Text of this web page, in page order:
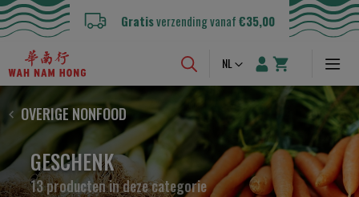
Gratisverzending vanaf€35,00
Taal
NL
OVERIGE NONFOOD
GESCHENK
13 producten in deze categorie